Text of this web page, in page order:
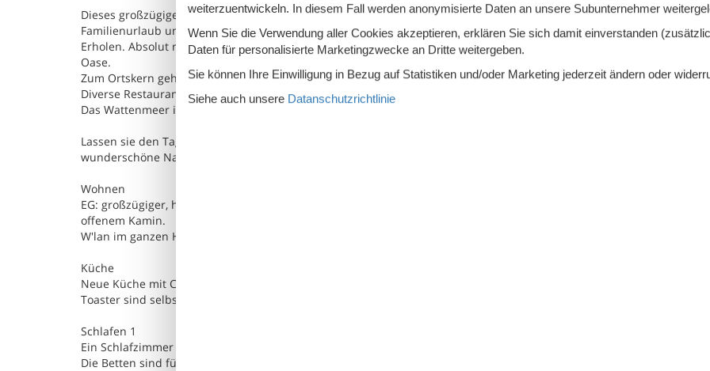
Dieses großzügige Ferienhaus für bis zu 7 Personen auf einem ruhig gelegenen und gepflegtem Grundstück bietet
Familienurlaub und Erholung pur. Im idyllischem Keitum erwartet Sie dieses großzügige Ferienhaus zum
Erholen. Absolut ruhig gelegen an einer kleinen Anliegerstraße genießen Sie Ihre wertvollen Urlaubstage in einer
Oase.
Zum Ortskern gehen Sie nur 200 Meter. Hier finden Sie edle Boutiquen und lauschige Geschäfte zum Bummeln.
Diverse Restaurants und Cafés freuen sich darauf, Ihren anspruchsvollen Gaumen zu verwöhnen.
Das Wattenmeer ist ca 1 km entfernt. Zum Weststrand fahren Sie 5 Minuten durch die grüne Weidelandschaft
Lassen sie den Tag morgens bei einem ausgiebigen Frühstück auf der Terrasse beginnen und entdecken Sie die
wunderschöne Natur auf Sylt.
Wohnen
EG: großzügiger, heller und stilvoll möblierter Wohnraum mit großem Flatscreen-TV und Bose-CD-Radio sowie
offenem Kamin.
W'lan im ganzen Haus ist vorhanden. Große Essecke und Geschirrschrank.
Küche
Neue Küche mit Ceranfeld, Spülmaschine, Kühlschrank mit Eisfach, Filter-Kaffeemaschine, elektrischer Wasserkocher
Toaster sind selbstverständlich.
Schlafen 1
Ein Schlafzimmer im 1 Obergeschoß mit 1 großem Doppelbett, großer Kleiderschrank.
Die Betten sind für Sie bezogen.
weiterzuentwickeln. In diesem Fall werden anonymisierte Daten an unsere Subunternehmer
Wenn Sie die Verwendung aller Cookies akzeptieren, erklären Sie sich damit einverstanden
Daten für personalisierte Marketingzwecke an Dritte weitergeben.
Sie können Ihre Einwilligung in Bezug auf Statistiken und/oder Marketing jederzeit ändern oder
Siehe auch unsere Datanschutzrichtlinie